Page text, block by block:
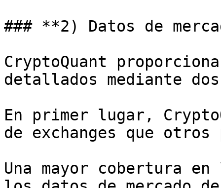
### **2) Datos de
CryptoQuant
detallados mediante
En primer lugar,
de exchanges que
Una mayor cobertura